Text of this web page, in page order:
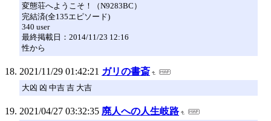
変態荘へようこそ！（N9283BC）
完結済(全135エピソード)
340 user
最終掲載日：2014/11/23 12:16
性から
2021/11/29 01:42:21 ガリの書斎
大凶 凶 中吉 吉 大吉
2021/04/27 03:32:35 廃人への人生岐路